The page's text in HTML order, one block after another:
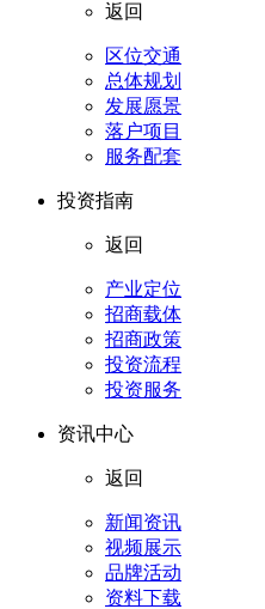
返回
区位交通
总体规划
发展愿景
落户项目
服务配套
投资指南
返回
产业定位
招商载体
招商政策
投资流程
投资服务
资讯中心
返回
新闻资讯
视频展示
品牌活动
资料下载